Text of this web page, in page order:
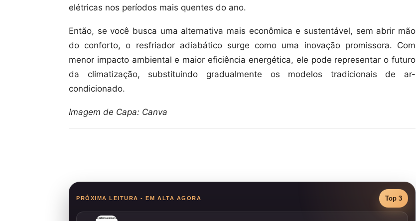
elétricas nos períodos mais quentes do ano.
Então, se você busca uma alternativa mais econômica e sustentável, sem abrir mão
do conforto, o resfriador adiabático surge como uma inovação promissora. Com
menor impacto ambiental e maior eficiência energética, ele pode representar o futuro
da climatização, substituindo gradualmente os modelos tradicionais de ar-
condicionado.
Imagem de Capa: Canva
PRÓXIMA LEITURA - EM ALTA AGORA Top 3